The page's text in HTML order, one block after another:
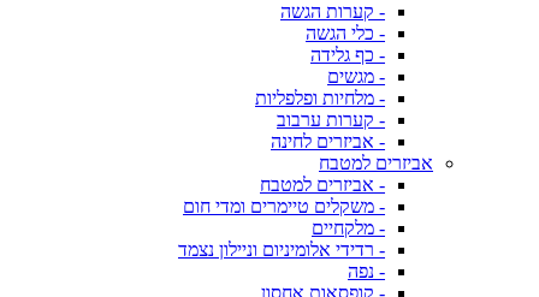
- קערות הגשה
- כלי הגשה
- כף גלידה
- מגשים
- מלחיות ופלפליות
- קערות ערבוב
- אביזרים לחינה
אביזרים למטבח
- אביזרים למטבח
- משקלים טיימרים ומדי חום
- מלקחיים
- רדידי אלומיניום וניילון נצמד
- נפה
- קופסאות אחסון